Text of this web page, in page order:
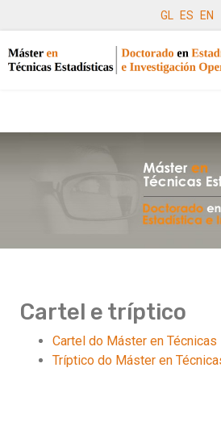
GL ES EN
Cartel e tríptico
Cartel do Máster en
Tríptico do Máster en